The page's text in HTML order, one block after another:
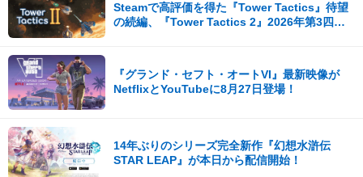
Steamで高評価を得た『Tower Tactics』待望
の続編、『Tower Tactics 2』2026年第3四半
『グランド・セフト・オートVI』最新映像が
NetflixとYouTubeに8月27日登場！
14年ぶりのシリーズ完全新作『幻想水滸伝
STAR LEAP』が本日から配信開始！